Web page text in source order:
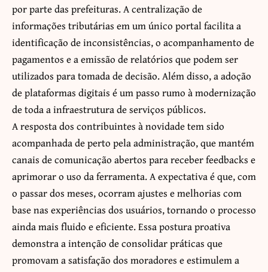
por parte das prefeituras. A centralização de
informações tributárias em um único portal facilita a
identificação de inconsistências, o acompanhamento de
pagamentos e a emissão de relatórios que podem ser
utilizados para tomada de decisão. Além disso, a adoção
de plataformas digitais é um passo rumo à modernização
de toda a infraestrutura de serviços públicos.
A resposta dos contribuintes à novidade tem sido
acompanhada de perto pela administração, que mantém
canais de comunicação abertos para receber feedbacks e
aprimorar o uso da ferramenta. A expectativa é que, com
o passar dos meses, ocorram ajustes e melhorias com
base nas experiências dos usuários, tornando o processo
ainda mais fluido e eficiente. Essa postura proativa
demonstra a intenção de consolidar práticas que
promovam a satisfação dos moradores e estimulem a